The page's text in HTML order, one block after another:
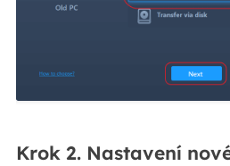
Krok 2. Nastavení